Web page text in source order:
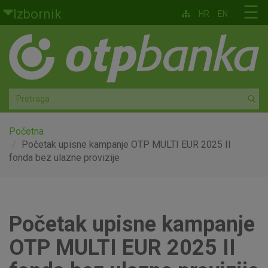
Skoči na glavni sadržaj
Izbornik
Građani
Privatno bankarstvo
Agro
Mala poduzeća i obrtnici
Srednja i velika poduzeća
Faktoring
O nama
☰
HR EN
Početna
Početak upisne kampanje OTP MULTI EUR 2025 II
fonda bez ulazne provizije
Početak upisne kampanje
OTP MULTI EUR 2025 II